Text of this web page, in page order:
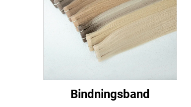
Bindningsband